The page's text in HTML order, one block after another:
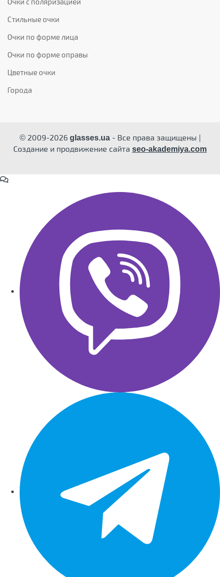
Стильные очки
Очки по форме лица
Очки по форме оправы
Цветные очки
Города
© 2009-2026glasses.ua- Все права защищены |
Создание и продвижение сайта seo-akademiya.com